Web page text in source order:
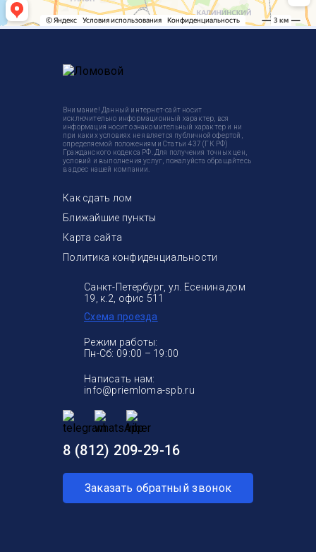
Внимание! Данный интернет-сайт носит
исключительно информационный характер, вся
информация носит ознакомительный характер и ни
при каких условиях не является публичной офертой,
определяемой положениями Статьи 437 (ГК РФ)
Гражданского кодекса РФ. Для получения точных цен,
условий и выполнения услуг, пожалуйста обращайтесь
в адрес нашей компании.
Как сдать лом
Ближайшие пункты
Карта сайта
Политика конфиденциальности
Санкт-Петербург, ул. Есенина дом
19, к.2, офис 511
Схема проезда
Режим работы:
Пн-Сб: 09:00 – 19:00
Написать нам:
info@priemloma-spb.ru
8 (812) 209-29-16
Заказать обратный звонок